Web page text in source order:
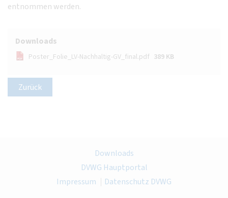
entnommen werden.
Downloads
Poster_Folie_LV-Nachhaltig-GV_final.pdf 389 KB
Zurück
Downloads
DVWG Hauptportal
Impressum
Datenschutz DVWG